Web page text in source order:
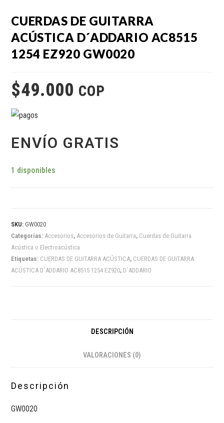
CUERDAS DE GUITARRA
ACÚSTICA D´ADDARIO AC8515
1254 EZ920 GW0020
$49.000 COP
ENVÍO GRATIS
1 disponibles
SKU:GW0020
Categorías: Accesorios, Accesorios de Guitarra, Cuerdas de Guitarra
Acústica o Electroacústica
Etiquetas: CUERDAS DE GUITARRA ACÚSTICA, CUERDAS DE GUITARRA
ACÚSTICA D´ADDARIO AC8515 1254 EZ920, D´ADDARIO
DESCRIPCIÓN
VALORACIONES (0)
Descripción
GW0020